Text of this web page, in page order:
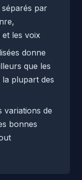
par
les voix
donne
que les
plupart des
variations de
bonnes